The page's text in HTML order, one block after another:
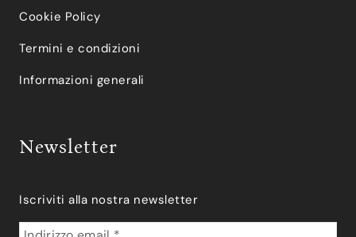
Cookie Policy
Termini e condizioni
Informazioni generali
Newsletter
Iscriviti alla nostra newsletter